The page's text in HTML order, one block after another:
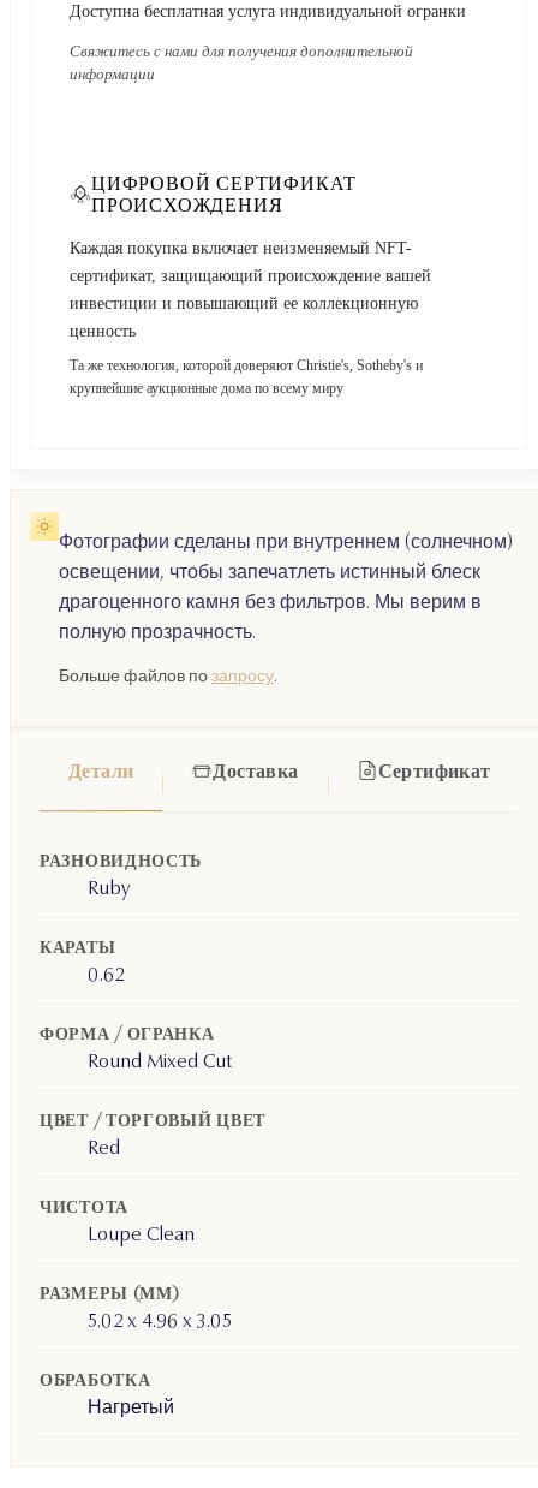
Доступна бесплатная услуга индивидуальной огранки
Свяжитесь с нами для получения дополнительной
информации
ЦИФРОВОЙ СЕРТИФИКАТ
ПРОИСХОЖДЕНИЯ
Каждая покупка включает неизменяемый NFT-
сертификат, защищающий происхождение вашей
инвестиции и повышающий ее коллекционную
ценность
Та же технология, которой доверяют Christie's, Sotheby's и
крупнейшие аукционные дома по всему миру
Фотографии сделаны при внутреннем (солнечном)
освещении, чтобы запечатлеть истинный блеск
драгоценного камня без фильтров. Мы верим в
полную прозрачность.
Больше файлов по запросу.
Детали Доставка Сертификат
РАЗНОВИДНОСТЬ
Ruby
КАРАТЫ
0.62
ФОРМА / ОГРАНКА
Round Mixed Cut
ЦВЕТ / ТОРГОВЫЙ ЦВЕТ
Red
ЧИСТОТА
Loupe Clean
РАЗМЕРЫ (ММ)
5.02 x 4.96 x 3.05
ОБРАБОТКА
Нагретый